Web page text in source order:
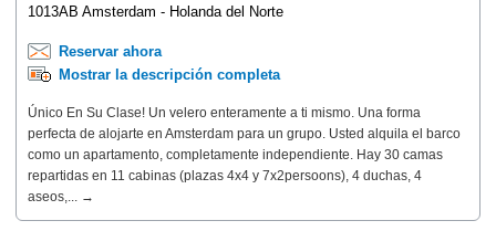
1013AB Amsterdam - Holanda del Norte
Reservar ahora
Mostrar la descripción completa
Único En Su Clase! Un velero enteramente a ti mismo. Una forma
perfecta de alojarte en Amsterdam para un grupo. Usted alquila el barco
como un apartamento, completamente independiente. Hay 30 camas
repartidas en 11 cabinas (plazas 4x4 y 7x2persoons), 4 duchas, 4
aseos,... →